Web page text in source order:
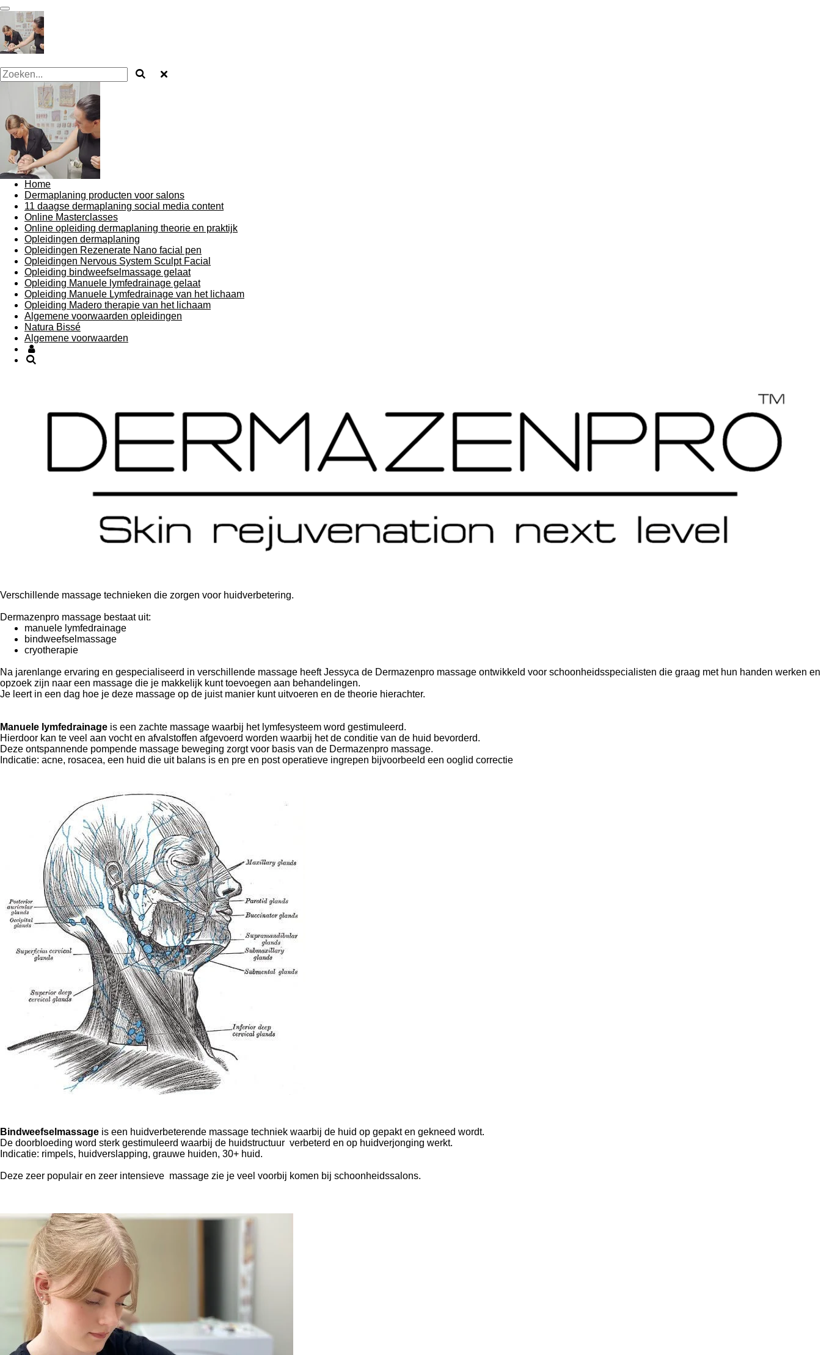
Ga
direct
naar
de
hoofdinhoud
Home
Dermaplaning producten voor salons
11 daagse dermaplaning social media content
Online Masterclasses
Online opleiding dermaplaning theorie en praktijk
Opleidingen dermaplaning
Opleidingen Rezenerate Nano facial pen
Opleidingen Nervous System Sculpt Facial
Opleiding bindweefselmassage gelaat
Opleiding Manuele lymfedrainage gelaat
Opleiding Manuele Lymfedrainage van het lichaam
Opleiding Madero therapie van het lichaam
Algemene voorwaarden opleidingen
Natura Bissé
Algemene voorwaarden
Verschillende massage technieken die zorgen voor huidverbetering.
Dermazenpro massage bestaat uit:
manuele lymfedrainage
bindweefselmassage
cryotherapie
Na jarenlange ervaring en gespecialiseerd in verschillende massage heeft Jessyca de Dermazenpro massage ontwikkeld voor schoonheidsspecialisten die graag met hun handen werken en
opzoek zijn naar een massage die je makkelijk kunt toevoegen aan behandelingen.
Je leert in een dag hoe je deze massage op de juist manier kunt uitvoeren en de theorie hierachter.
Manuele lymfedrainage is een zachte massage waarbij het lymfesysteem word gestimuleerd.
Hierdoor kan te veel aan vocht en afvalstoffen afgevoerd worden waarbij het de conditie van de huid bevorderd.
Deze ontspannende pompende massage beweging zorgt voor basis van de Dermazenpro massage.
Indicatie: acne, rosacea, een huid die uit balans is en pre en post operatieve ingrepen bijvoorbeeld een ooglid correctie
Bindweefselmassage is een huidverbeterende massage techniek waarbij de huid op gepakt en gekneed wordt.
De doorbloeding word sterk gestimuleerd waarbij de huidstructuur verbeterd en op huidverjonging werkt.
Indicatie: rimpels, huidverslapping, grauwe huiden, 30+ huid.
Deze zeer populair en zeer intensieve massage zie je veel voorbij komen bij schoonheidssalons.